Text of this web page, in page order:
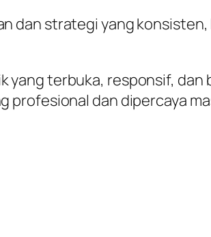
dan strategi yang
yang terbuka, responsif,
profesional dan dipercaya